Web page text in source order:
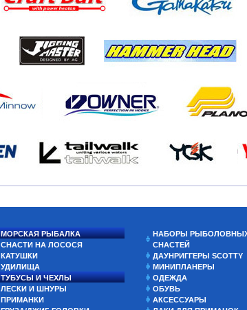
МОРСКАЯ РЫБАЛКА
СНАСТИ НА ЛОСОСЯ
КАТУШКИ
УДИЛИЩА
ТУБУСЫ И ЧЕХЛЫ
ЛЕСКИ И ШНУРЫ
ПРИМАНКИ
НАБОРЫ
СНАСТЕЙ
ДАУНРИГГЕРЫ SCOTTY
МИНИПЛАНЕРЫ
ОДЕЖДА
ОБУВЬ
АКСЕССУАРЫ